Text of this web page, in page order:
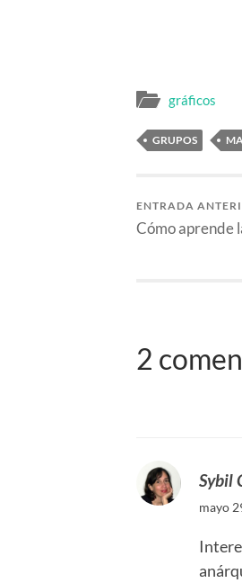
gráficos
GRUPOS
ENTRADA
Cómo aprende
2
Sybil
mayo